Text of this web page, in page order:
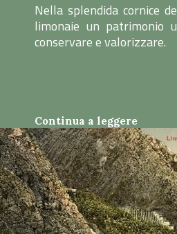
Nella splendida cornice
limonaie un patrimonio
conservare e valorizzare.
Continua a leggere